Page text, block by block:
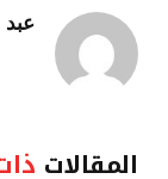
عبد
المقالات